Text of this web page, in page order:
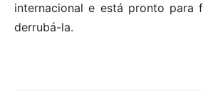
internacional e está pronto para
derrubá-la.